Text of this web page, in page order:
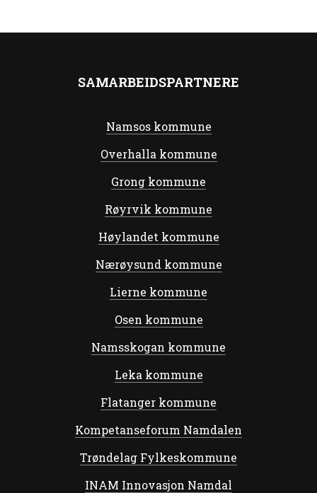
SAMARBEIDSPARTNERE
Namsos kommune
Overhalla kommune
Grong kommune
Røyrvik kommune
Høylandet kommune
Nærøysund kommune
Lierne kommune
Osen kommune
Namsskogan kommune
Leka kommune
Flatanger kommune
Kompetanseforum Namdalen
Trøndelag Fylkeskommune
INAM Innovasjon Namdal